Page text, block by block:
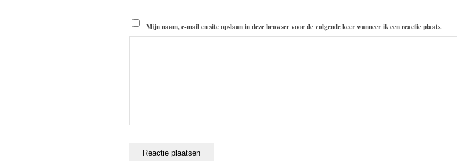
Mijn naam, e-mail en site opslaan in deze browser voor de volgende keer wanneer ik een reactie plaats.